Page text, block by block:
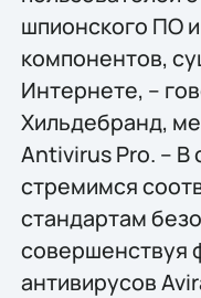
шпионского ПО
компонентов,
Интернете, –
Хильдебранд,
Antivirus Pro. –
стремимся
стандартам
совершенствуя
антивирусов